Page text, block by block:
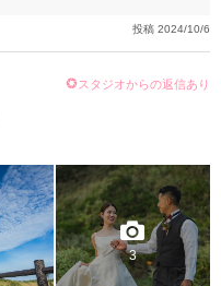
投稿 2024/10/6
スタジオからの返信あり
3